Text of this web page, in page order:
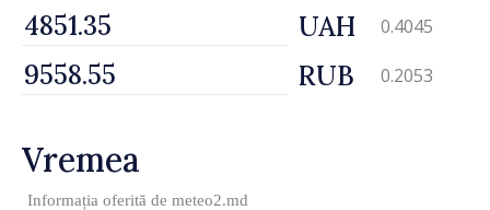
UAH 0.4045
RUB 0.2053
Vremea
Informația oferită de meteo2.md